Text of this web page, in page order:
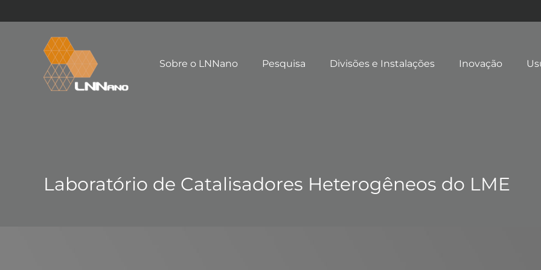
Sobre o LNNano Pesquisa Divisões e Instalações Inovação
Laboratório de Catalisadores Heterogêneos do LME